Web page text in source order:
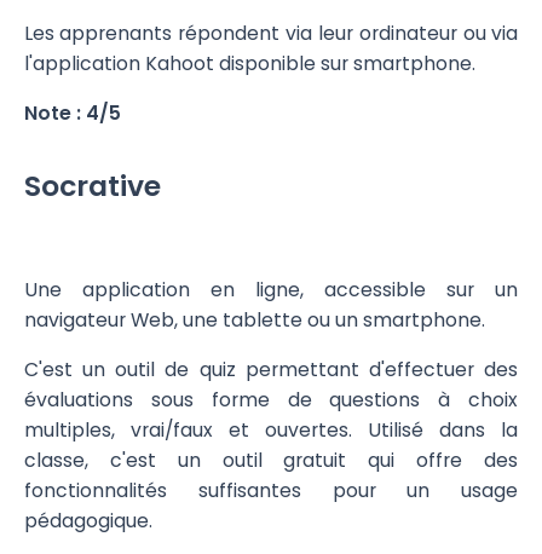
Les apprenants répondent via leur ordinateur ou via
l'application Kahoot disponible sur smartphone.
Note : 4/5
Socrative
Une application en ligne, accessible sur un
navigateur Web, une tablette ou un smartphone.
C'est un outil de quiz permettant d'effectuer des
évaluations sous forme de questions à choix
multiples, vrai/faux et ouvertes. Utilisé dans la
classe, c'est un outil gratuit qui offre des
fonctionnalités suffisantes pour un usage
pédagogique.